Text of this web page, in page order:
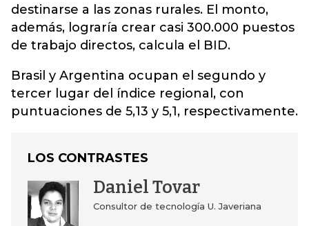
destinarse a las zonas rurales. El monto,
además, lograría crear casi 300.000 puestos
de trabajo directos, calcula el BID.
Brasil y Argentina ocupan el segundo y
tercer lugar del índice regional, con
puntuaciones de 5,13 y 5,1, respectivamente.
LOS CONTRASTES
Daniel Tovar
Consultor de tecnología U. Javeriana